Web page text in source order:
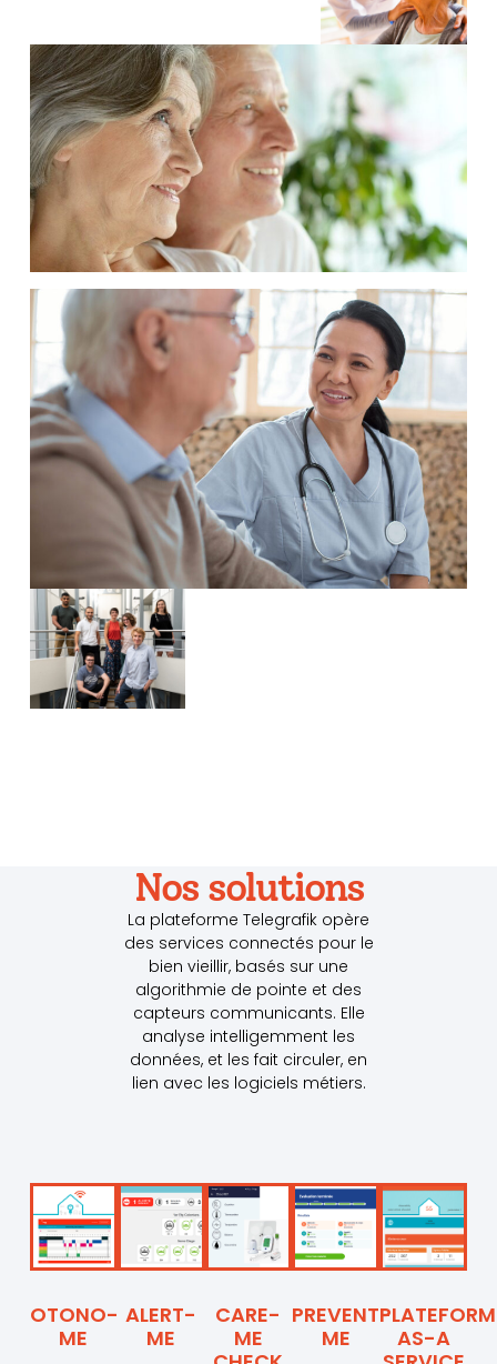
Nos solutions
La plateforme Telegrafik opère
des services connectés pour le
bien vieillir, basés sur une
algorithmie de pointe et des
capteurs communicants. Elle
analyse intelligemment les
données, et les fait circuler, en
lien avec les logiciels métiers.
OTONO-
ME
ALERT-
ME
CARE-
ME
PREVENT-
ME
AS-A